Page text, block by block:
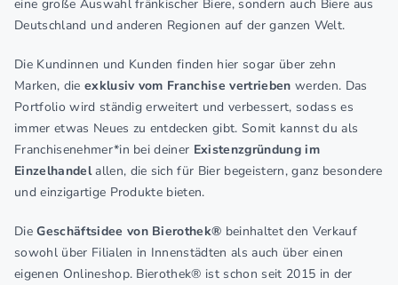
eine große Auswahl fränkischer Biere, sondern auch Biere aus
Deutschland und anderen Regionen auf der ganzen Welt.
Die Kundinnen und Kunden finden hier sogar über zehn
Marken, die exklusiv vom Franchise vertrieben werden. Das
Portfolio wird ständig erweitert und verbessert, sodass es
immer etwas Neues zu entdecken gibt. Somit kannst du als
Franchisenehmer*in bei deiner Existenzgründung im
Einzelhandelallen, die sich für Bier begeistern, ganz besondere
und einzigartige Produkte bieten.
DieGeschäftsidee von Bierothek® beinhaltet den Verkauf
sowohl über Filialen in Innenstädten als auch über einen
eigenen Onlineshop. Bierothek® ist schon seit 2015 in der